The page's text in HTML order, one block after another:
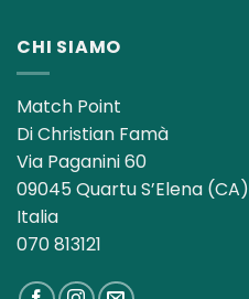
CHI SIAMO
Match Point
Di Christian Famà
Via Paganini 60
09045 Quartu S’Elena (CA)
Italia
070 813121